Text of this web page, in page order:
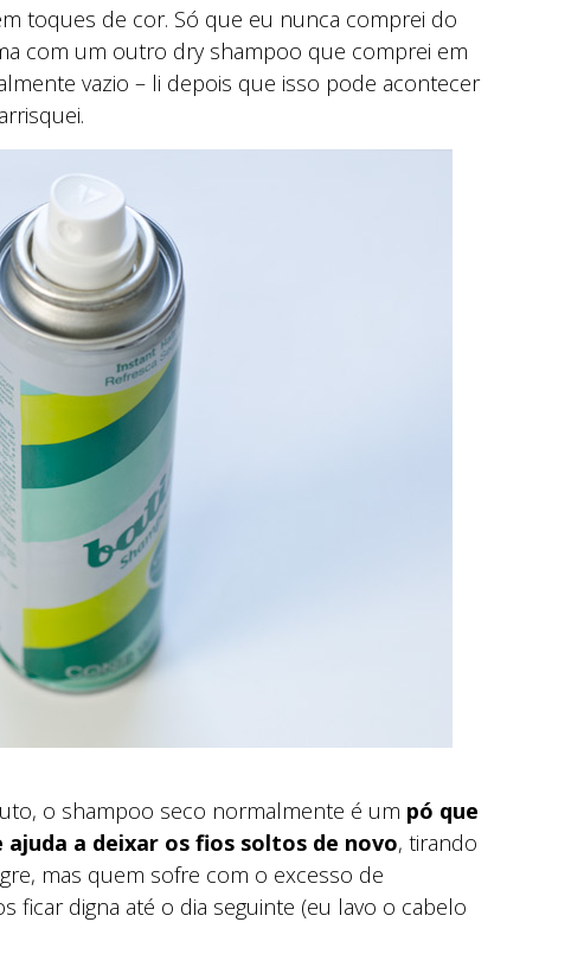
toques de cor. Só que eu nunca comprei do
com um outro dry shampoo que comprei em
vazio – li depois que isso pode acontecer
o shampoo seco normalmente é um pó que
ajuda a deixar os fios soltos de novo, tirando
mas quem sofre com o excesso de
ficar digna até o dia seguinte (eu lavo o cabelo